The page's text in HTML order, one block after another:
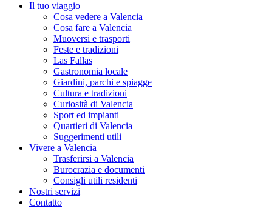
Il tuo viaggio
Cosa vedere a Valencia
Cosa fare a Valencia
Muoversi e trasporti
Feste e tradizioni
Las Fallas
Gastronomia locale
Giardini, parchi e spiagge
Cultura e tradizioni
Curiosità di Valencia
Sport ed impianti
Quartieri di Valencia
Suggerimenti utili
Vivere a Valencia
Trasferirsi a Valencia
Burocrazia e documenti
Consigli utili residenti
Nostri servizi
Contatto